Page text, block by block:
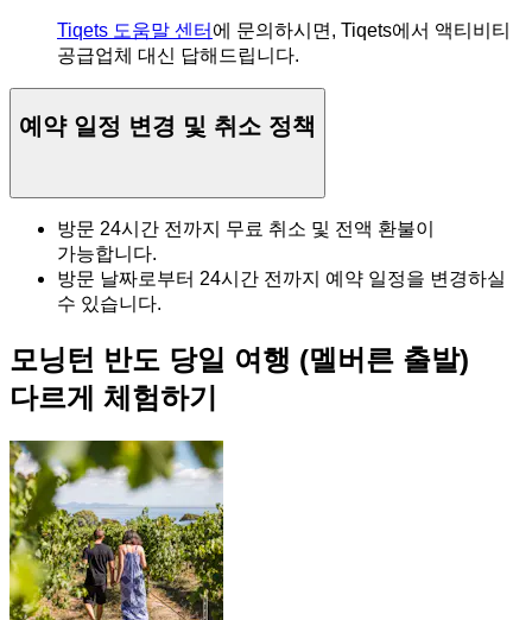
Tiqets 도움말 센터 에 문의하시면, Tiqets에서 액티비티
공급업체 대신 답해드립니다.
예약 일정 변경 및 취소 정책
방문 24시간 전까지 무료 취소 및 전액 환불이
가능합니다.
방문 날짜로부터 24시간 전까지 예약 일정을 변경하실
수 있습니다.
모닝턴 반도 당일 여행 (멜버른 출발)
다르게 체험하기